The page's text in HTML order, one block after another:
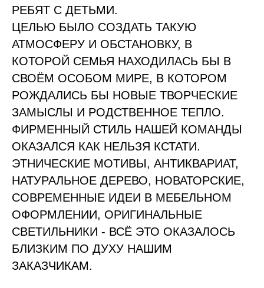
РЕБЯТ С ДЕТЬМИ.
ЦЕЛЬЮ БЫЛО СОЗДАТЬ ТАКУЮ
АТМОСФЕРУ И ОБСТАНОВКУ, В
КОТОРОЙ СЕМЬЯ НАХОДИЛАСЬ БЫ В
СВОЁМ ОСОБОМ МИРЕ, В КОТОРОМ
РОЖДАЛИСЬ БЫ НОВЫЕ ТВОРЧЕСКИЕ
ЗАМЫСЛЫ И РОДСТВЕННОЕ ТЕПЛО.
ФИРМЕННЫЙ СТИЛЬ НАШЕЙ КОМАНДЫ
ОКАЗАЛСЯ КАК НЕЛЬЗЯ КСТАТИ.
ЭТНИЧЕСКИЕ МОТИВЫ, АНТИКВАРИАТ,
НАТУРАЛЬНОЕ ДЕРЕВО, НОВАТОРСКИЕ,
СОВРЕМЕННЫЕ ИДЕИ В МЕБЕЛЬНОМ
ОФОРМЛЕНИИ, ОРИГИНАЛЬНЫЕ
СВЕТИЛЬНИКИ - ВСЁ ЭТО ОКАЗАЛОСЬ
БЛИЗКИМ ПО ДУХУ НАШИМ
ЗАКАЗЧИКАМ.